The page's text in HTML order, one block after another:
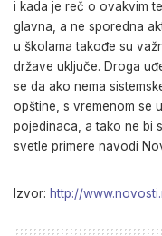
i kada je reč o ovakvim
glavna, a ne sporedna
u školama takođe su
države uključe. Droga
se da ako nema
opštine, s vremenom se
pojedinaca, a tako ne bi
svetle primere navodi
Izvor: http://